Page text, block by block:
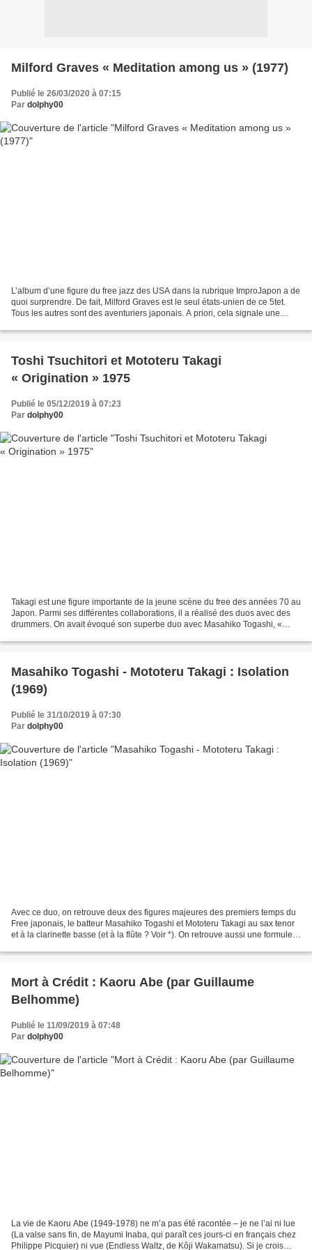
Milford Graves « Meditation among us » (1977)
Publié le 26/03/2020 à 07:15
Par dolphy00
L’album d’une figure du free jazz des USA dans la rubrique ImproJapon a de
quoi surprendre. De fait, Milford Graves est le seul états-unien de ce 5tet.
Tous les autres sont des aventuriers japonais. A priori, cela signale une
Toshi Tsuchitori et Mototeru Takagi
« Origination » 1975
Publié le 05/12/2019 à 07:23
Par dolphy00
Takagi est une figure importante de la jeune scène du free des années 70 au
Japon. Parmi ses différentes collaborations, il a réalisé des duos avec des
drummers. On avait évoqué son superbe duo avec Masahiko Togashi, «
Masahiko Togashi - Mototeru Takagi : Isolation
(1969)
Publié le 31/10/2019 à 07:30
Par dolphy00
Avec ce duo, on retrouve deux des figures majeures des premiers temps du
Free japonais, le batteur Masahiko Togashi et Mototeru Takagi au sax tenor
et à la clarinette basse (et à la flûte ? Voir *). On retrouve aussi une formule
Mort à Crédit : Kaoru Abe (par Guillaume
Belhomme)
Publié le 11/09/2019 à 07:48
Par dolphy00
La vie de Kaoru Abe (1949-1978) ne m’a pas été racontée – je ne l’ai ni lue
(La valse sans fin, de Mayumi Inaba, qui paraît ces jours-ci en français chez
Philippe Picquier) ni vue (Endless Waltz, de Kôji Wakamatsu). Si je crois